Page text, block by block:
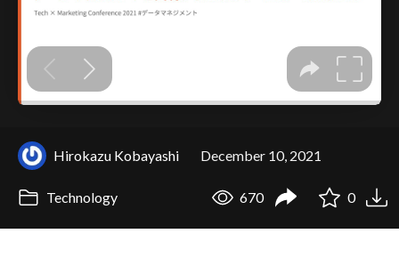
Hirokazu Kobayashi December 10, 2021
Technology 670 0